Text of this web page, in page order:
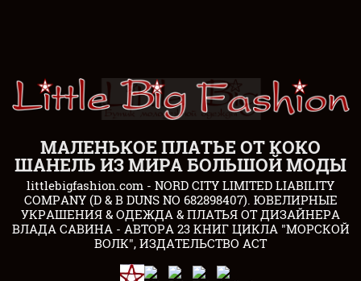
МАЛЕНЬКОЕ ПЛАТЬЕ ОТ КОКО
ШАНЕЛЬ ИЗ МИРА БОЛЬШОЙ МОДЫ
littlebigfashion.com - NORD CITY LIMITED LIABILITY
COMPANY (D & B DUNS NO 682898407). ЮВЕЛИРНЫЕ
УКРАШЕНИЯ & ОДЕЖДА & ПЛАТЬЯ ОТ ДИЗАЙНЕРА
ВЛАДА САВИНА - АВТОРА 23 КНИГ ЦИКЛА "МОРСКОЙ
ВОЛК", ИЗДАТЕЛЬСТВО АСТ